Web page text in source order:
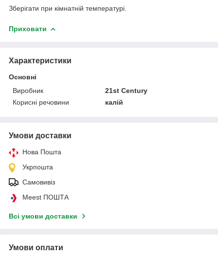
Зберігати при кімнатній температурі.
Приховати
Характеристики
Основні
Виробник
21st Century
Корисні речовини
калій
Умови доставки
Нова Пошта
Укрпошта
Самовивіз
Meest ПОШТА
Всі умови доставки
Умови оплати